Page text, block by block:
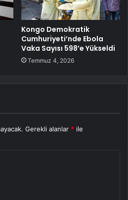
Kongo Demokratik
Cumhuriyeti’nde Ebola
Vaka Sayısı 598’e Yükseldi
Temmuz 4, 2026
Gerekli alanlar * ile